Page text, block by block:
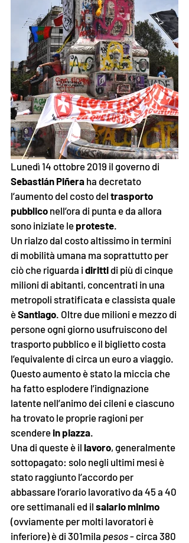
Lunedì 14 ottobre 2019 il governo di
Sebastián Piñera ha decretato
l’aumento del costo del trasporto
pubblico nell’ora di punta e da allora
sono iniziate le proteste.
Un rialzo dal costo altissimo in termini
di mobilità umana ma soprattutto per
ciò che riguarda i diritti di più di cinque
milioni di abitanti, concentrati in una
metropoli stratificata e classista quale
è Santiago. Oltre due milioni e mezzo di
persone ogni giorno usufruiscono del
trasporto pubblico e il biglietto costa
l’equivalente di circa un euro a viaggio.
Questo aumento è stato la miccia che
ha fatto esplodere l’indignazione
latente nell’animo dei cileni e ciascuno
ha trovato le proprie ragioni per
scendere in piazza.
Una di queste è il lavoro, generalmente
sottopagato: solo negli ultimi mesi è
stato raggiunto l’accordo per
abbassare l’orario lavorativo da 45 a 40
ore settimanali ed il salario minimo
(ovviamente per molti lavoratori è
inferiore) è di 301mila pesos - circa 380